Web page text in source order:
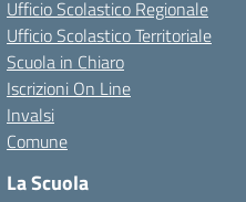
Ufficio Scolastico Regionale
Ufficio Scolastico Territoriale
Scuola in Chiaro
Iscrizioni On Line
Invalsi
Comune
La Scuola